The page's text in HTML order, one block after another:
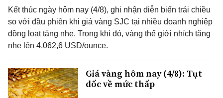
Kết thúc ngày hôm nay (4/8), ghi nhận diễn biến trái chiều
so với đầu phiên khi giá vàng SJC tại nhiều doanh nghiệp
đồng loạt tăng nhẹ. Trong khi đó, vàng thế giới nhích tăng
nhẹ lên 4.062,6 USD/ounce.
Giá vàng hôm nay (4/8): Tụt
dốc về mức thấp